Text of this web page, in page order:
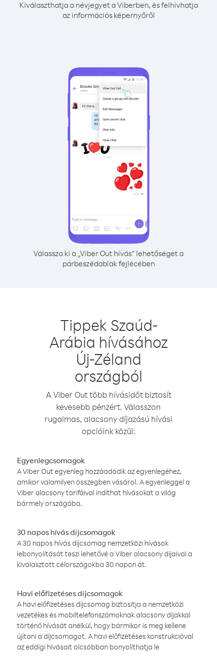
Kiválaszthatja a névjegyet a Viberben, és felhívhatja
az információs képernyőről
Válassza ki a „Viber Out hívás” lehetőséget a
párbeszédablak fejlécében
Tippek Szaúd-
Arábia hívásához
Új-Zéland
országból
A Viber Out több hívásidőt biztosít
kevesebb pénzért. Válasszon
rugalmas, alacsony díjazású hívási
opcióink közül:
Egyenlegcsomagok
A Viber Out egyenleg hozzáadódik az egyenlegéhez,
amikor valamilyen összegben vásárol. A egyenleggel a
Viber alacsony tarifáival indíthat hívásokat a világ
bármely országába.
30 napos hívás díjcsomagok
A 30 napos hívás díjcsomag nemzetközi hívások
lebonyolítását teszi lehetővé a Viber alacsony díjaival a
kiválasztott célországokba 30 napon át.
Havi előfizetéses díjcsomagok
A havi előfizetéses díjcsomag biztosítja a nemzetközi
vezetékes és mobiltelefonszámoknak alacsony díjakkal
történő hívását anélkül, hogy bármikor is meg kellene
újítani a díjcsomagot. A havi előfizetéses konstrukcióval
az eddigi hívásait olcsóbban bonyolíthatja le